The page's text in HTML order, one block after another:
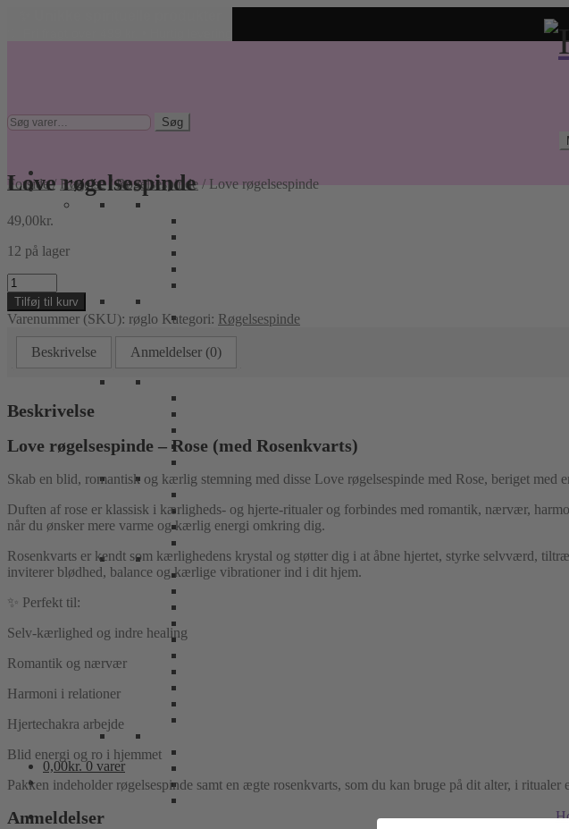
Søg
efter:
Søg
0,00kr. 0 varer
Forside/Røgelse/Røgelsespinde /Love røgelsespinde
Love røgelsespinde
49,00kr.
12 på lager
Love
røgelsespinde
antal
Tilføj til kurv
Varenummer (SKU): røglo Kategori: Røgelsespinde
Beskrivelse Anmeldelser (0)
Beskrivelse
Love røgelsespinde – Rose (med Rosenkvarts)
Skab en blid, romantisk og kærlig stemning med disse Love røgelsespinde med Rose, beriget med
Duften af rose er klassisk i kærligheds- og hjerte-ritualer og forbindes med romantik, nærvær,
når du ønsker mere varme og kærlig energi omkring dig.
Rosenkvarts er kendt som kærlighedens krystal og støtter dig i at åbne hjertet, styrke selvværd,
inviterer blødhed, balance og kærlige vibrationer ind i dit hjem.
✨ Perfekt til:
Selv-kærlighed og indre healing
Romantik og nærvær
Harmoni i relationer
Hjertechakra arbejde
Blid energi og ro i hjemmet
Pakken indeholder røgelsespinde samt en ægte rosenkvarts, som du kan bruge på dit alter, i
Anmeldelser